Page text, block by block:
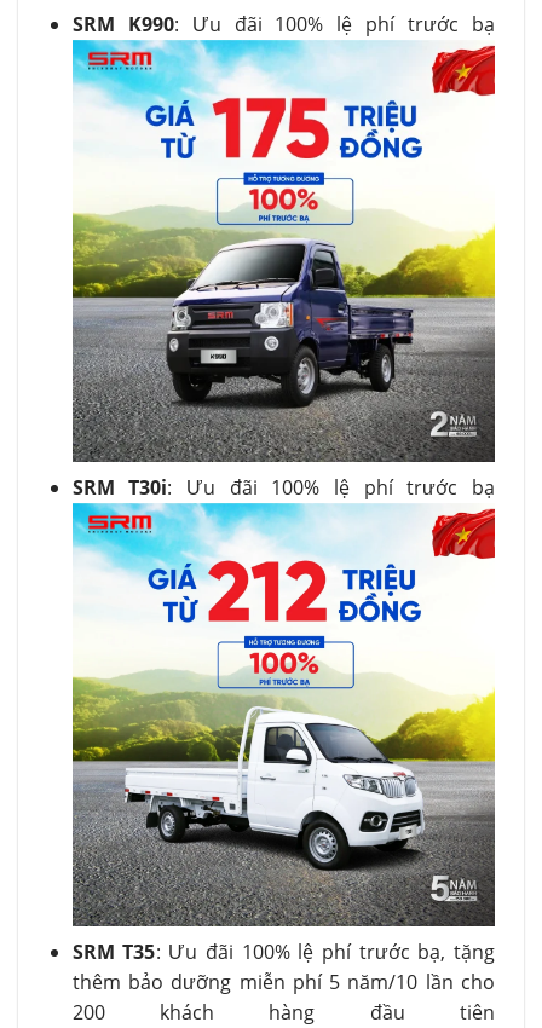
SRM K990: Ưu đãi 100% lệ phí trước bạ
SRM T30i: Ưu đãi 100% lệ phí trước bạ
SRM T35: Ưu đãi 100% lệ phí trước bạ, tặng
thêm bảo dưỡng miễn phí 5 năm/10 lần cho
200 khách hàng đầu tiên